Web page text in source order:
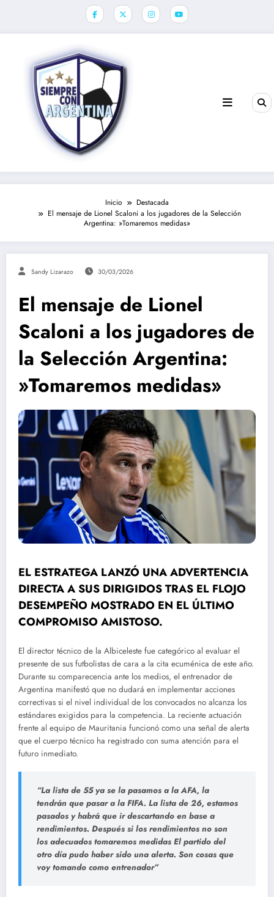
Inicio
Destacada
El mensaje de Lionel Scaloni a los jugadores de la Selección
Argentina: »Tomaremos medidas»
Sandy Lizarazo 30/03/2026
El mensaje de Lionel
Scaloni a los jugadores de
la Selección Argentina:
»Tomaremos medidas»
EL ESTRATEGA LANZÓ UNA ADVERTENCIA
DIRECTA A SUS DIRIGIDOS TRAS EL FLOJO
DESEMPEÑO MOSTRADO EN EL ÚLTIMO
COMPROMISO AMISTOSO.
El director técnico de la Albiceleste fue categórico al evaluar el
presente de sus futbolistas de cara a la cita ecuménica de este año.
Durante su comparecencia ante los medios, el entrenador de
Argentina manifestó que no dudará en implementar acciones
correctivas si el nivel individual de los convocados no alcanza los
estándares exigidos para la competencia. La reciente actuación
frente al equipo de Mauritania funcionó como una señal de alerta
que el cuerpo técnico ha registrado con suma atención para el
futuro inmediato.
“La lista de 55 ya se la pasamos a la AFA, la
tendrán que pasar a la FIFA. La lista de 26, estamos
pasados y habrá que ir descartando en base a
rendimientos. Después si los rendimientos no son
los adecuados tomaremos medidas El partido del
otro día pudo haber sido una alerta. Son cosas que
voy tomando como entrenador”